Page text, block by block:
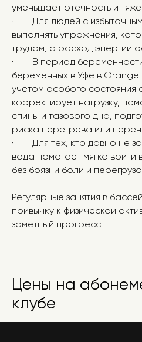
уменьшает отечность и
· Для людей с избыточным
выполнять упражнения,
трудом, а расход энергии
· В период
беременных в Уфе в Orange
учетом особого состояния
корректирует нагрузку,
спины и тазового дна,
риска перегрева или
· Для тех, кто давно не
вода помогает мягко
без боязни боли и
Регулярные занятия в
привычку к физической
заметный прогресс.
Цены на
клубе